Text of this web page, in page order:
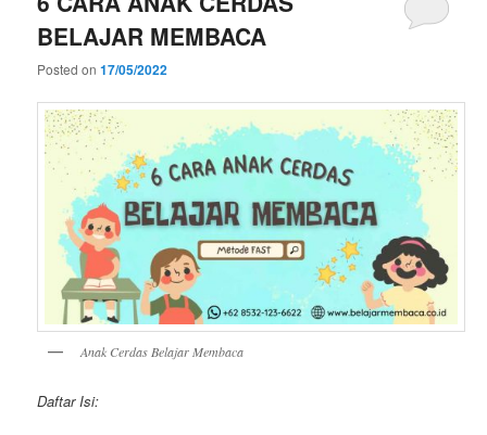
BELAJAR MEMBACA
Posted on17/05/2022
Anak Cerdas Belajar Membaca
Daftar Isi: